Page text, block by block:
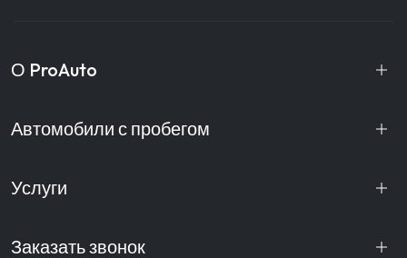
О ProAuto
Автомобили с пробегом
Услуги
Заказать звонок